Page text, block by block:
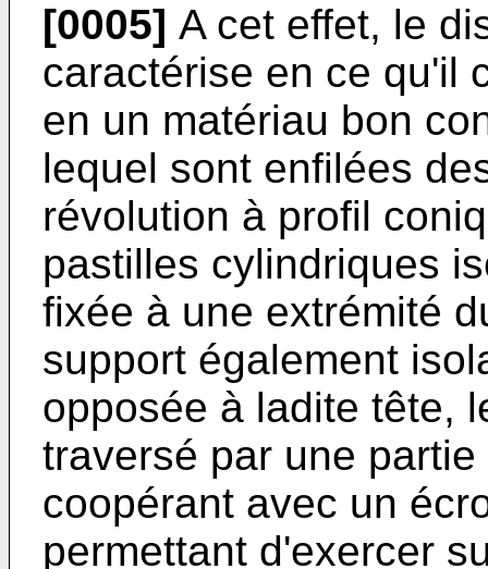
[0005] A cet effet, le
caractérise en ce qu'il
en un matériau bon
lequel sont enfilées
révolution à profil
pastilles cylindriques
fixée à une extrémité
support également
opposée à ladite tête,
traversé par une
coopérant avec un
permettant d'exercer